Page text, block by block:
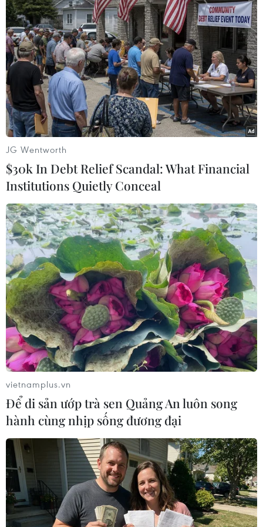
nhất, đóng góp tổng cộng 31 đội tuyển (tăng 2
đội). Trong khi đó, châu Phi ghi danh với 5 đội
tuyển (giảm 3 đội) và châu Á có 3 đội tuyển
(tăng 1 đội)./.
Quang Hải (19) và Văn Đức(20) những cầu thủ
vô cùng quan trọng của đội tuyển Việt Nam
trong suốt hành trình chinh phục cúp vàng vô
địch Đông Nam Á 2018. (Ảnh: Trọng Đạt/TTXVN)
JG Wentworth
$30k In Debt Relief Scandal: What Financial
Institutions Quietly Conceal
vietnamplus.vn
Để di sản ướp trà sen Quảng An luôn song
hành cùng nhịp sống đương đại